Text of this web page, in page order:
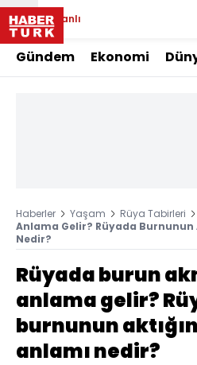
Canlı
Gündem Ekonomi
Haberler Yaşam Rüya Tabirleri
Anlama Gelir? Rüyada Burnunun
Nedir?
Rüyada burun
anlama gelir?
burnunun
anlamı nedir?